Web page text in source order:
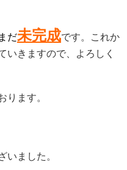
まだ未完成です。これか
いきますので、よろしく
ります。
いました。